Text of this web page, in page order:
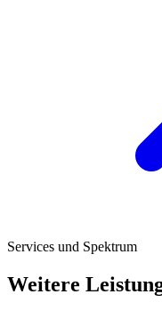
Services und Spektrum
Weitere